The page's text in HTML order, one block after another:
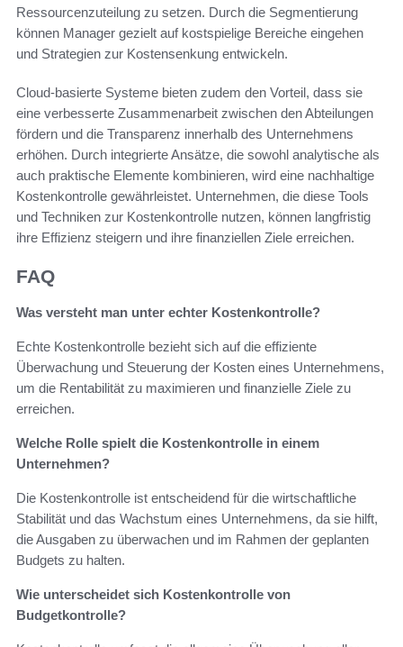
Ressourcenzuteilung zu setzen. Durch die Segmentierung
können Manager gezielt auf kostspielige Bereiche eingehen
und Strategien zur Kostensenkung entwickeln.
Cloud-basierte Systeme bieten zudem den Vorteil, dass sie
eine verbesserte Zusammenarbeit zwischen den Abteilungen
fördern und die Transparenz innerhalb des Unternehmens
erhöhen. Durch integrierte Ansätze, die sowohl analytische als
auch praktische Elemente kombinieren, wird eine nachhaltige
Kostenkontrolle gewährleistet. Unternehmen, die diese Tools
und Techniken zur Kostenkontrolle nutzen, können langfristig
ihre Effizienz steigern und ihre finanziellen Ziele erreichen.
FAQ
Was versteht man unter echter Kostenkontrolle?
Echte Kostenkontrolle bezieht sich auf die effiziente
Überwachung und Steuerung der Kosten eines Unternehmens,
um die Rentabilität zu maximieren und finanzielle Ziele zu
erreichen.
Welche Rolle spielt die Kostenkontrolle in einem
Unternehmen?
Die Kostenkontrolle ist entscheidend für die wirtschaftliche
Stabilität und das Wachstum eines Unternehmens, da sie hilft,
die Ausgaben zu überwachen und im Rahmen der geplanten
Budgets zu halten.
Wie unterscheidet sich Kostenkontrolle von
Budgetkontrolle?